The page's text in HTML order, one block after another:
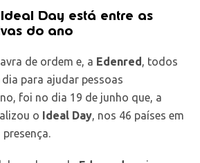
Day está entre as
do ano
de ordem e, a Edenred
, todos
para ajudar pessoas
foi no dia 19 de junho que, a
o Ideal Day , nos 46 países em